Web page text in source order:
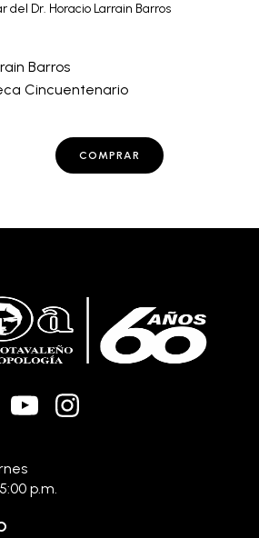
del Dr. Horacio Larrain Barros
Barros
Cincuentenario
COMPRAR
p.m.